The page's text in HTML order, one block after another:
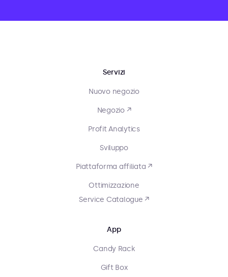
Servizi
Nuovo negozio
Negozio ↗
Profit Analytics
Sviluppo
Piattaforma affiliata ↗
Ottimizzazione
Service Catalogue ↗
App
Candy Rack
Gift Box